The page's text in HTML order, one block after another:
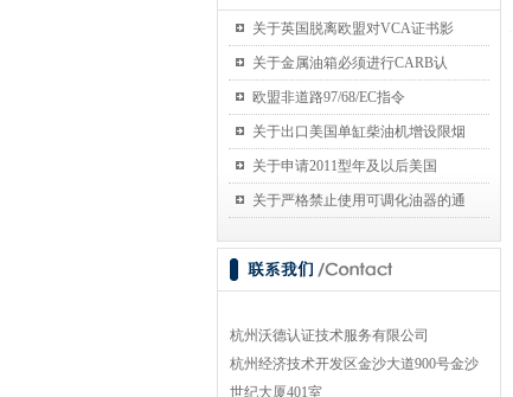
关于英国脱离欧盟对VCA证书影
关于金属油箱必须进行CARB认
欧盟非道路97/68/EC指令
关于出口美国单缸柴油机增设限烟
关于申请2011型年及以后美国
关于严格禁止使用可调化油器的通
杭州沃德认证技术服务有限公司
杭州经济技术开发区金沙大道900号金沙
世纪大厦401室